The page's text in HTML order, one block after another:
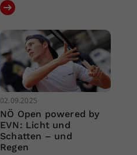
02.09.2025
NÖ Open powered by
EVN: Licht und
Schatten – und
Regen